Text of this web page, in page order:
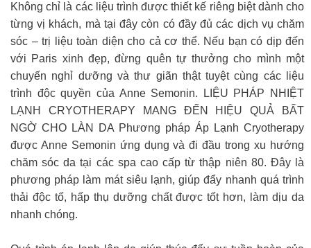
Không chỉ là các liệu trình được thiết kế riêng biệt dành cho
từng vị khách, mà tại đây còn có đầy đủ các dịch vụ chăm
sóc – trị liệu toàn diện cho cả cơ thể. Nếu bạn có dịp đến
với Paris xinh đẹp, đừng quên tự thưởng cho mình một
chuyến nghỉ dưỡng và thư giãn thật tuyệt cùng các liệu
trình độc quyền của Anne Semonin. LIỆU PHÁP NHIỆT
LẠNH CRYOTHERAPY MANG ĐẾN HIỆU QUẢ BẤT
NGỜ CHO LÀN DA Phương pháp Áp Lạnh Cryotherapy
được Anne Semonin ứng dụng và đi đầu trong xu hướng
chăm sóc da tại các spa cao cấp từ thập niên 80. Đây là
phương pháp làm mát siêu lạnh, giúp đẩy nhanh quá trình
thải độc tố, hấp thụ dưỡng chất được tốt hơn, làm dịu da
nhanh chóng.